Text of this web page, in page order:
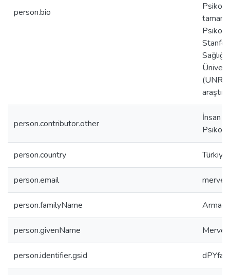
person.bio
person.contributor.other
İnsan
person.country Türkiye
person.email
person.familyName
person.givenName Merve
person.identifier.gsid